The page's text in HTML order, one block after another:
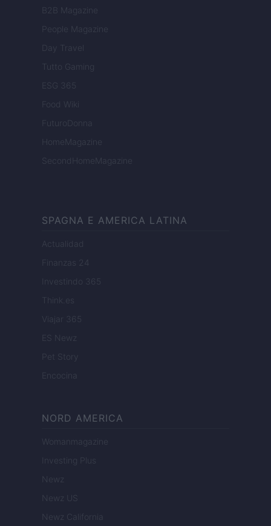
B2B Magazine
People Magazine
Day Travel
Tutto Gaming
ESG 365
Food Wiki
FuturoDonna
HomeMagazine
SecondHomeMagazine
SPAGNA E AMERICA LATINA
Actualidad
Finanzas 24
Investindo 365
Think.es
Viajar 365
ES Newz
Pet Story
Encocina
NORD AMERICA
Womanmagazine
Investing Plus
Newz
Newz US
Newz California